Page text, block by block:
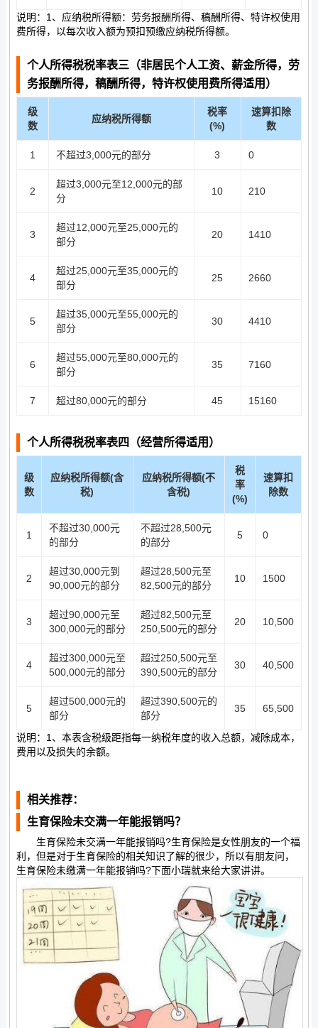
说明：1、应纳税所得额：劳务报酬所得、稿酬所得、特许权使用
费所得，以每次收入额为预扣预缴应纳税所得额。
个人所得税税率表三（非居民个人工资、薪金所得，劳
务报酬所得，稿酬所得，特许权使用费所得适用）
级
数
应纳税所得额
税率
(%)
速算扣除
数
1 不超过3,000元的部分 3 0
2
超过3,000元至12,000元的部
分
10 210
3
超过12,000元至25,000元的
部分
20 1410
4
超过25,000元至35,000元的
部分
25 2660
5
超过35,000元至55,000元的
部分
30 4410
6
超过55,000元至80,000元的
部分
35 7160
7 超过80,000元的部分 45 15160
个人所得税税率表四（经营所得适用）
级
数
应纳税所得额(含
税)
应纳税所得额(不
含税)
税
率
(%)
速算扣
除数
1
不超过30,000元
的部分
不超过28,500元
的部分
5 0
2
超过30,000元到
90,000元的部分
超过28,500元至
82,500元的部分
10 1500
3
超过90,000元至
300,000元的部分
超过82,500元至
250,500元的部分
20 10,500
4
超过300,000元至
500,000元的部分
超过250,500元至
390,500元的部分
30 40,500
5
超过500,000元的
部分
超过390,500元的
部分
35 65,500
说明：1、本表含税级距指每一纳税年度的收入总额，减除成本，
费用以及损失的余额。
相关推荐：
生育保险未交满一年能报销吗？
生育保险未交满一年能报销吗?生育保险是女性朋友的一个福
利，但是对于生育保险的相关知识了解的很少，所以有朋友问，
生育保险未缴满一年能报销吗?下面小瑞就来给大家讲讲。